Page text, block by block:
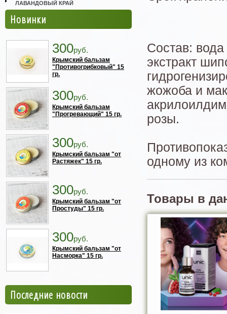
ЛАВАНДОВЫЙ КРАЙ
Новинки
300руб.
Крымский бальзам
"Противогрибковый" 15
гр.
300руб.
Крымский бальзам
"Прогревающий" 15 гр.
300руб.
Крымский бальзам "от
Растяжек" 15 гр.
300руб.
Крымский бальзам "от
Простуды" 15 гр.
300руб.
Крымский бальзам "от
Насморка" 15 гр.
Последние новости
Состав: вода
экстракт
жожоба и
розы.
одному из
Товары в